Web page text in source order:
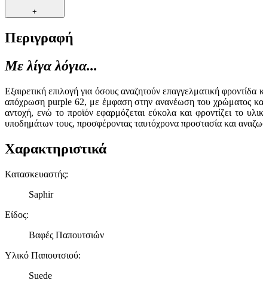
+
Περιγραφή
Με λίγα λόγια...
Εξαιρετική επιλογή για όσους αναζητούν επαγγελματική
απόχρωση purple 62, με έμφαση στην ανανέωση του χρώματος και
αντοχή, ενώ το προϊόν εφαρμόζεται εύκολα και φροντίζει το
υποδημάτων τους, προσφέροντας ταυτόχρονα προστασία και
Χαρακτηριστικά
Κατασκευαστής:
Saphir
Είδος:
Βαφές Παπουτσιών
Υλικό Παπουτσιού:
Suede